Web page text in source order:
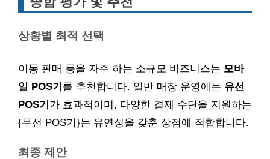
상황별 최적 선택
이동 판매 등을 자주 하는 소규모 비즈니스는 모바
일 POS기 를 추천합니다. 일반 매장 운영에는 유선
POS기 가 효과적이며, 다양한 결제 수단을 지원하는
{무선 POS기}는 유연성을 갖춘 상점에 적합합니다.
최종 제안